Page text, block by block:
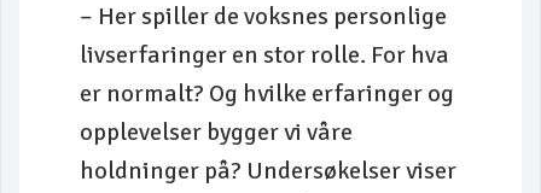
– Her spiller de voksnes personlige
livserfaringer en stor rolle. For hva
er normalt? Og hvilke erfaringer og
opplevelser bygger vi våre
holdninger på? Undersøkelser viser